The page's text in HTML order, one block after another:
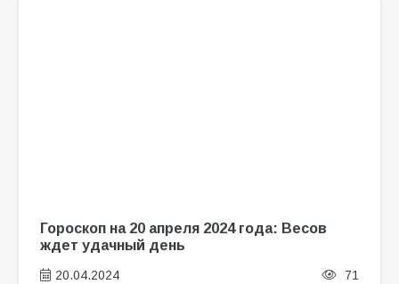
Гороскоп на 20 апреля 2024 года: Весов
ждет удачный день
20.04.2024 71